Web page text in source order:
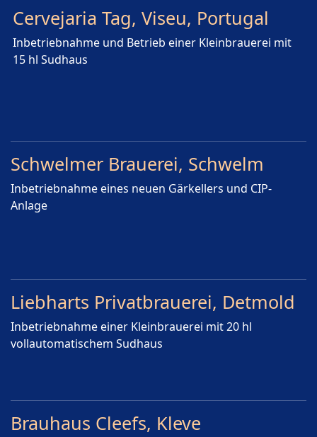
Cervejaria Tag, Viseu, Portugal
Inbetriebnahme und Betrieb einer Kleinbrauerei mit
15 hl Sudhaus
Schwelmer Brauerei, Schwelm
Inbetriebnahme eines neuen Gärkellers und CIP-
Anlage
Liebharts Privatbrauerei, Detmold
Inbetriebnahme einer Kleinbrauerei mit 20 hl
vollautomatischem Sudhaus
Brauhaus Cleefs, Kleve